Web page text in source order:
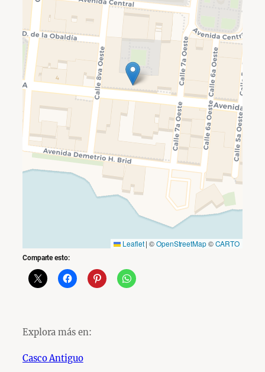
Leaflet | ©OpenStreetMap©CARTO
Comparte esto:
Explora más en:
Casco Antiguo